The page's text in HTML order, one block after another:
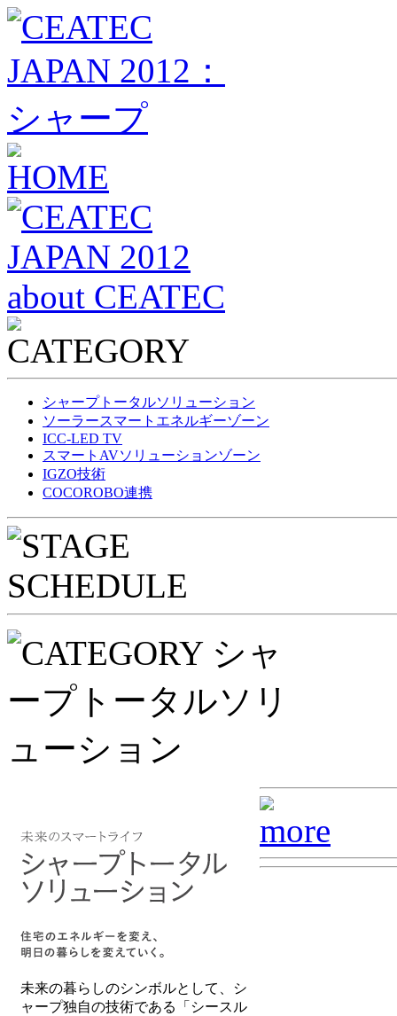
シャープトータルソリューション
ソーラースマートエネルギーゾーン
ICC-LED TV
スマートAVソリューションゾーン
IGZO技術
COCOROBO連携
未来の暮らしのシンボルとして、シ
ャープ独自の技術である「シースル